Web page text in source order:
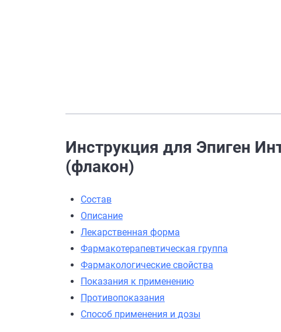
Инструкция для Эпиген
(флакон)
Состав
Описание
Лекарственная форма
Фармакотерапевтическая группа
Фармакологические свойства
Показания к применению
Противопоказания
Способ применения и дозы